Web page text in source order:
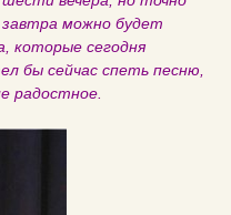
можно будет
которые сегодня
бы сейчас спеть песню,
радостное.